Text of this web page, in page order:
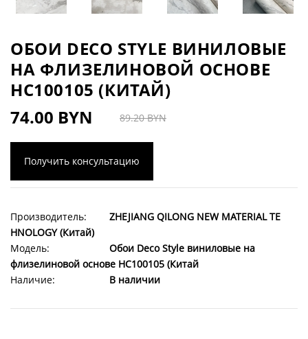
ОБОИ DECO STYLE ВИНИЛОВЫЕ
НА ФЛИЗЕЛИНОВОЙ ОСНОВЕ
HC100105 (КИТАЙ)
74.00 BYN
89.20 BYN
Получить консультацию
Производитель:
ZHEJIANG QILONG NEW MATERIAL TE
HNOLOGY (Китай)
Модель:
Обои Deco Style виниловые на
флизелиновой основе HC100105 (Китай
Наличие:
В наличии